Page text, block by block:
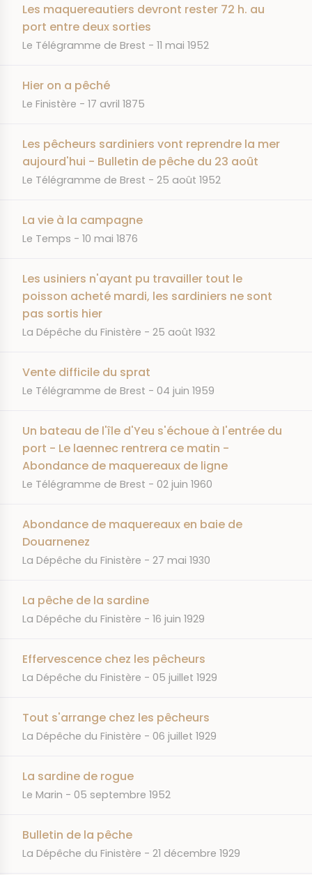
Les maquereautiers devront rester 72 h. au
port entre deux sorties
JOURNAL
Le Télégramme de Brest DATE
11 mai 1952
Hier on a pêché
JOURNAL
Le Finistère DATE
17 avril 1875
Les pêcheurs sardiniers vont reprendre la mer
aujourd'hui - Bulletin de pêche du 23 août
JOURNAL
Le Télégramme de Brest DATE
25 août 1952
La vie à la campagne
JOURNAL
Le Temps DATE
10 mai 1876
Les usiniers n'ayant pu travailler tout le
poisson acheté mardi, les sardiniers ne sont
pas sortis hier
JOURNAL
La Dépêche du Finistère DATE
25 août 1932
Vente difficile du sprat
JOURNAL
Le Télégramme de Brest DATE
04 juin 1959
Un bateau de l'île d'Yeu s'échoue à l'entrée du
port - Le laennec rentrera ce matin -
Abondance de maquereaux de ligne
JOURNAL
Le Télégramme de Brest DATE
02 juin 1960
Abondance de maquereaux en baie de
Douarnenez
JOURNAL
La Dépêche du Finistère DATE
27 mai 1930
La pêche de la sardine
JOURNAL
La Dépêche du Finistère DATE
16 juin 1929
Effervescence chez les pêcheurs
JOURNAL
La Dépêche du Finistère DATE
05 juillet 1929
Tout s'arrange chez les pêcheurs
JOURNAL
La Dépêche du Finistère DATE
06 juillet 1929
La sardine de rogue
JOURNAL
Le Marin DATE
05 septembre 1952
Bulletin de la pêche
JOURNAL
La Dépêche du Finistère DATE
21 décembre 1929